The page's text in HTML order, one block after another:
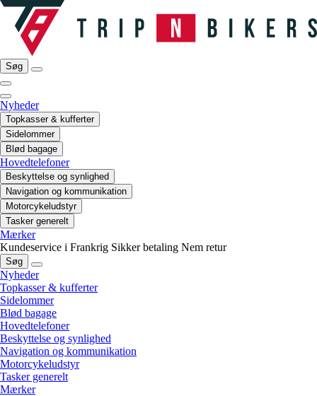
Søg
Nyheder
Topkasser & kufferter
Sidelommer
Blød bagage
Hovedtelefoner
Beskyttelse og synlighed
Navigation og kommunikation
Motorcykeludstyr
Tasker generelt
Mærker
Kundeservice i Frankrig Sikker betaling Nem retur
Søg
Nyheder
Topkasser & kufferter
Sidelommer
Blød bagage
Hovedtelefoner
Beskyttelse og synlighed
Navigation og kommunikation
Motorcykeludstyr
Tasker generelt
Mærker